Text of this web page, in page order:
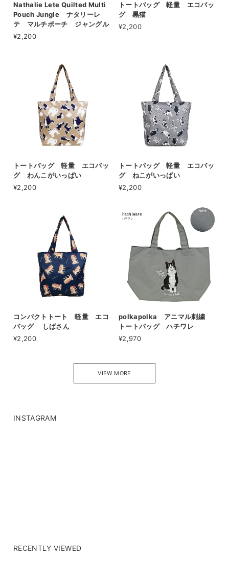
Nathalie Lete Quilted Multi
Pouch Jungle ナタリーレ
テ マルチポーチ ジャングル
¥2,200
トートバッグ 軽量 エコバッ
グ 黒猫
¥2,200
トートバッグ 軽量 エコバッ
グ わんこがいっぱい
¥2,200
トートバッグ 軽量 エコバッ
グ ねこがいっぱい
¥2,200
コンパクトトート 軽量 エコ
バッグ しばさん
¥2,200
polkapolka アニマル刺繍
トートバッグ ハチワレ
¥2,970
VIEW MORE
INSTAGRAM
RECENTLY VIEWED